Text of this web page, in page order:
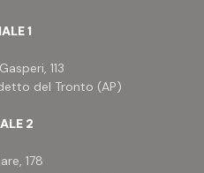
1
113
del Tronto (AP)
2
178